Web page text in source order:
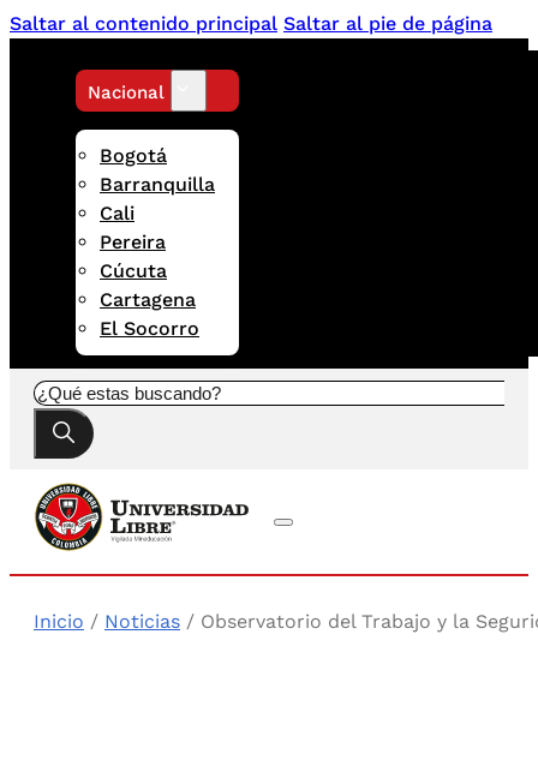
Saltar al contenido principal Saltar al pie de página
Nacional
Bogotá
Barranquilla
Cali
Pereira
Cúcuta
Cartagena
El Socorro
Buscar
Inicio / Noticias / Observatorio del Trabajo y la